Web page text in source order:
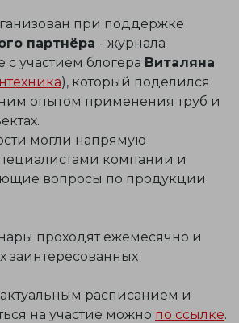
при поддержке
партнёра - журнала
с участием блогера Виталяна
), который поделился
опытом применения труб и
могли напрямую
компании и
вопросы по продукции
проходят ежемесячно и
заинтересованных
расписанием и
на участие можно по ссылке.